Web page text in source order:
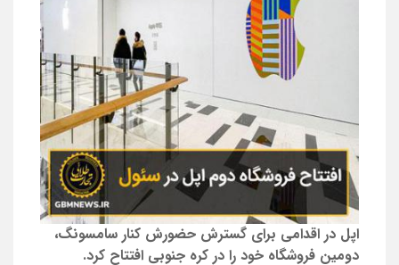
اپل در اقدامی برای گسترش حضورش کنار سامسونگ،
دومین فروشگاه خود را در کره‌ جنوبی افتتاح کرد.